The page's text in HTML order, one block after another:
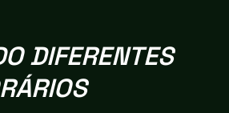
DIFERENTES